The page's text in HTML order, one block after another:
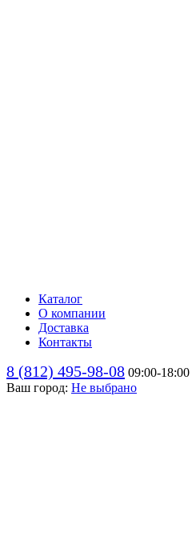
Каталог
О компании
Доставка
Контакты
8 (812) 495-98-08 09:00-18:00
Ваш город: Не выбрано